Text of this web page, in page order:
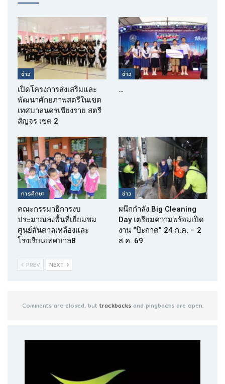
ข่าว
เปิดโครงการส่งเสริมและ
พัฒนาศักยภาพสตรีในเขต
เทศบาลนครเชียงราย สตรี
สัญจร เขต 2
ข่าว
…
การศึกษา
คณะกรรมาธิการงบ
ประมาณลงพื้นที่เยี่ยมชม
ศูนย์สันตาลเหลืองและ
โรงเรียนเทศบาล8
ข่าว
ผนึกกำลัง Big Cleaning
Day เตรียมความพร้อมเปิด
งาน “ป๊ะกาด” 24 ก.ค. – 2
ส.ค. 69
PREV NEXT
Comments are closed, buttrackbacksand pingbacks are open.